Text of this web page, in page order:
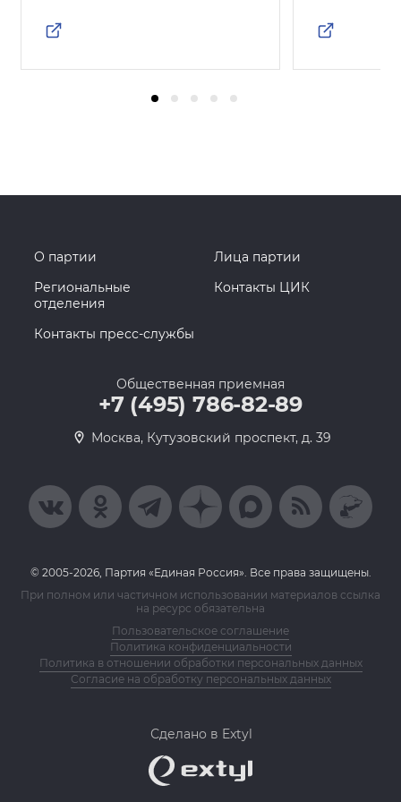
О партии
Лица партии
Региональные
отделения
Контакты ЦИК
Контакты пресс-службы
Общественная приемная
+7 (495) 786-82-89
Москва, Кутузовский проспект, д. 39
© 2005-2026, Партия «Единая Россия». Все права защищены.
При полном или частичном использовании материалов ссылка
на ресурс обязательна
Пользовательское соглашение
Политика конфиденциальности
Политика в отношении обработки персональных данных
Согласие на обработку персональных данных
Сделано в Extyl